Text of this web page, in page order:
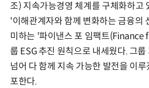
조) 지속가능경영 체계를 구체화하고
'이해관계자와 함께 변화하는 금융의
미하는 '파이낸스 포 임팩트
룹 ESG 추진 원칙으로 내세웠다. 그
넘어 다 함께 지속 가능한 발전을 이
포한다.